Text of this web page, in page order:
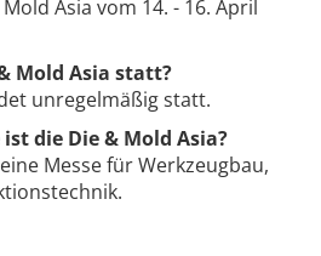
Asia vom 14. - 16. April
Mold Asia statt?
unregelmäßig statt.
die Die & Mold Asia?
Messe für Werkzeugbau,